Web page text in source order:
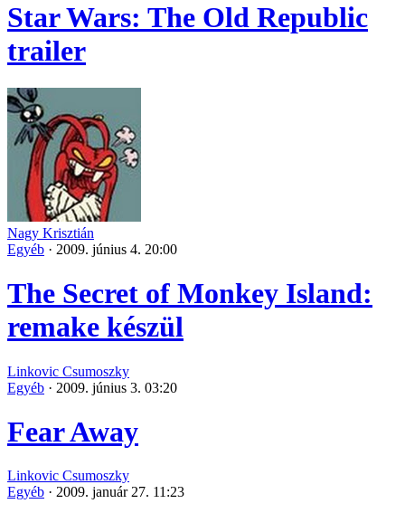
Star Wars: The Old Republic
trailer
Nagy Krisztián
Egyéb · 2009. június 4. 20:00
The Secret of Monkey Island:
remake készül
Linkovic Csumoszky
Egyéb · 2009. június 3. 03:20
Fear Away
Linkovic Csumoszky
Egyéb · 2009. január 27. 11:23